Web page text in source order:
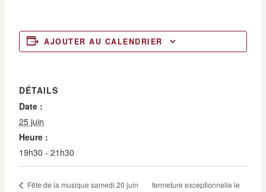
AJOUTER AU CALENDRIER
DÉTAILS
Date :
25 juin
Heure :
19h30 - 21h30
Fête de la musique samedi 20 juin
fermeture exceptionnelle le